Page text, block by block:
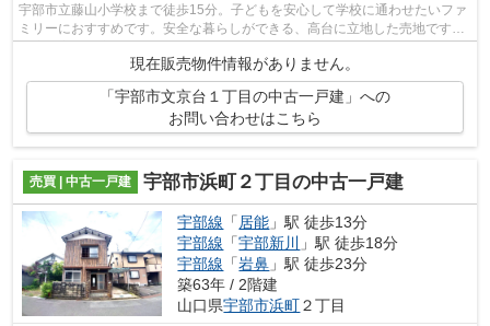
宇部市立藤山小学校まで徒歩15分。子どもを安心して学校に通わせたいファ
ミリーにおすすめです。安全な暮らしができる、高台に立地した売地です。
快適な室内環境を持つ、中古の一戸建...
現在販売物件情報がありません。
「宇部市文京台１丁目の中古一戸建」への
お問い合わせはこちら
売買 | 中古一戸建 宇部市浜町２丁目の中古一戸建
宇部線 「 居能 」駅 徒歩13分
宇部線 「宇部新川
」駅 徒歩18分
宇部線 「岩鼻 」駅 徒歩23分
築63年 / 2階建
山口県宇部市浜町２丁目